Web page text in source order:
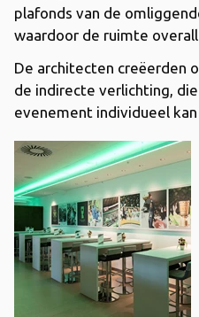
plafonds van de
waardoor de ruimte
De architecten creëerden
de indirecte verlichting,
evenement individueel